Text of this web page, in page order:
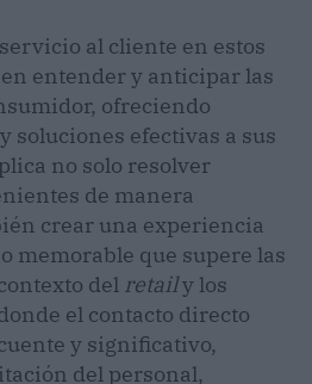
al cliente en estos
entender y anticipar las
ofreciendo
soluciones efectivas a sus
no solo resolver
de manera
crear una experiencia
memorable que supere las
del retaily los
el contacto directo
y significativo,
del personal,